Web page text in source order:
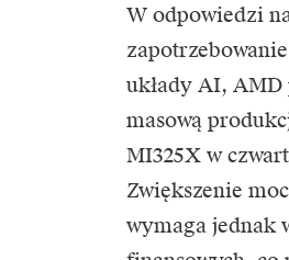
W odpowiedzi
układy AI,
masową
MI325X w
Zwiększenie
wymaga jednak